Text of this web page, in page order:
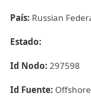
País: Russian
Estado:
Id Nodo: 297598
Id Fuente: